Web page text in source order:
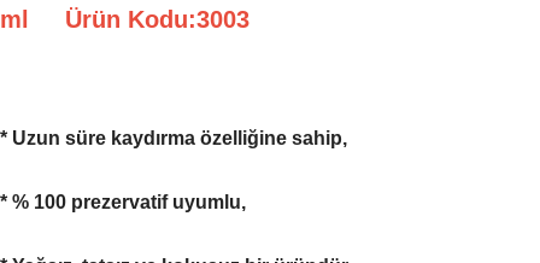
ml Ürün Kodu:3003
* Uzun süre kaydırma özelliğine sahip,
* % 100 prezervatif uyumlu,